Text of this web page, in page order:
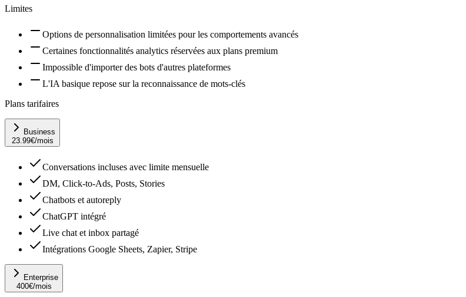
Limites
Options de personnalisation limitées pour les comportements avancés
Certaines fonctionnalités analytics réservées aux plans premium
Impossible d'importer des bots d'autres plateformes
L'IA basique repose sur la reconnaissance de mots-clés
Plans tarifaires
Business
23.99€/mois
Conversations incluses avec limite mensuelle
DM, Click-to-Ads, Posts, Stories
Chatbots et autoreply
ChatGPT intégré
Live chat et inbox partagé
Intégrations Google Sheets, Zapier, Stripe
Enterprise
400€/mois